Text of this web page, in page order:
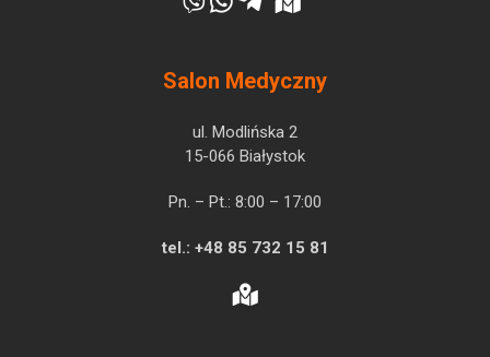
Salon Medyczny
ul. Modlińska 2
15-066 Białystok
Pn. – Pt.: 8:00 – 17:00
tel.: +48 85 732 15 81